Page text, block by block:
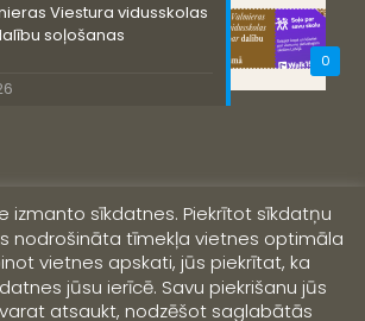
0
Viestura vidusskolas
soļošanas
Valmieras Viestura vidusskola
izmanto sīkdatnes. Piekrītot sīkdatņu
nodrošināta tīmekļa vietnes optimāla
vietnes apskati, jūs piekrītat, ka
jūsu ierīcē. Savu piekrišanu jūs
atsaukt, nodzēšot saglabātās